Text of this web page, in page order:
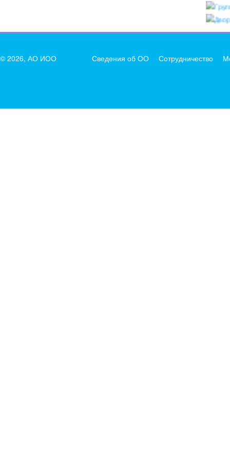
© 2026, АО ИОО Сведения об ОО Сотрудничество